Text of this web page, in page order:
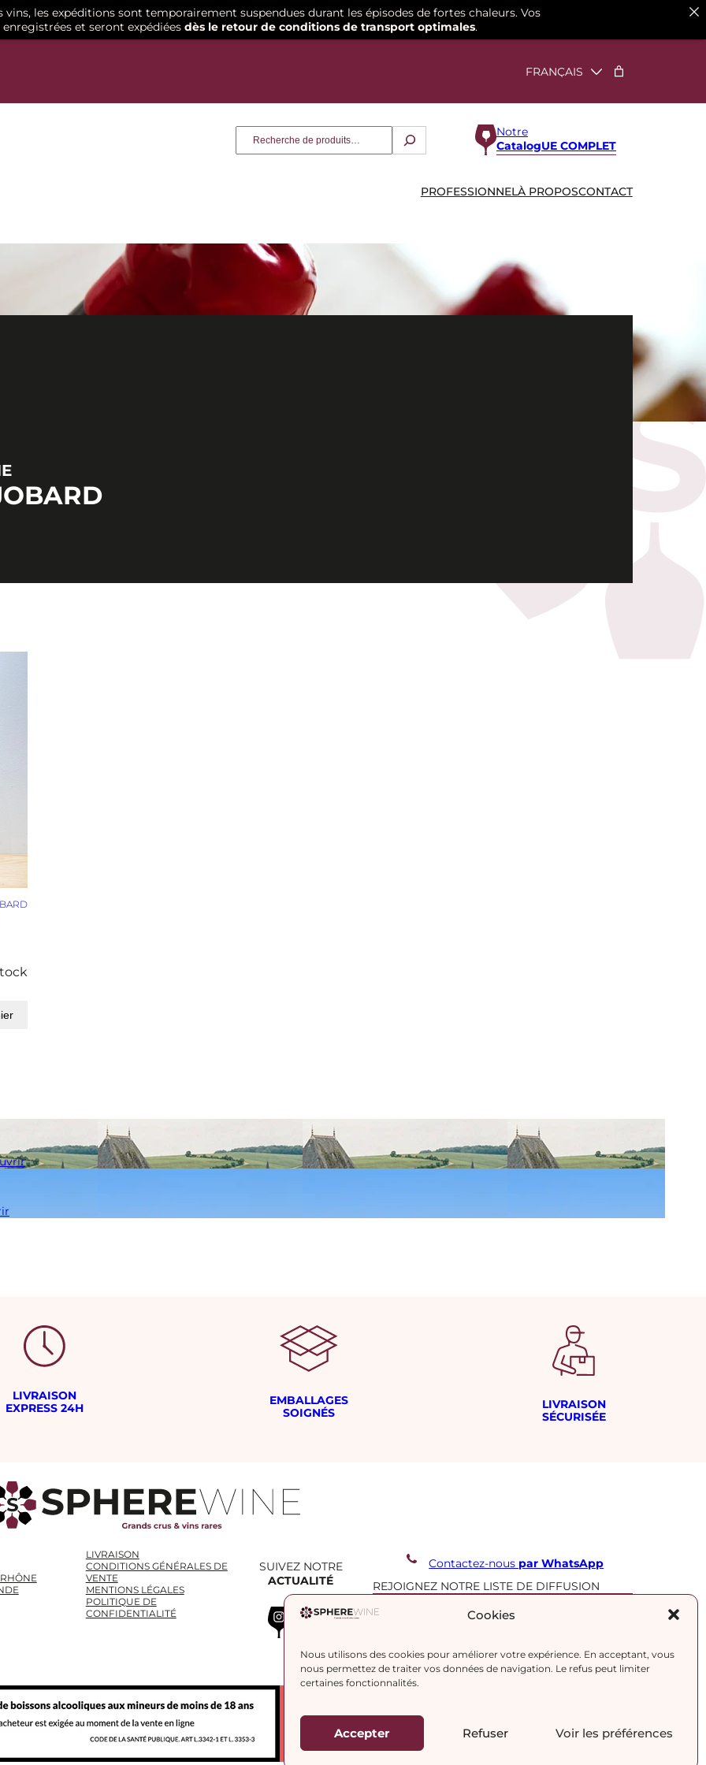
Cookies
Nous utilisons des cookies pour améliorer votre expérience. En acceptant, vous
nous permettez de traiter vos données de navigation. Le refus peut limiter
certaines fonctionnalités.
Accepter Refuser Voir les préférences
Notre
CatalogUE COMPLET
PROFESSIONNELÀ PROPOSCONTACT
LIVRAISON
EXPRESS 24H
EMBALLAGES
SOIGNÉS
LIVRAISON
SÉCURISÉE
LIVRAISON
CONDITIONS GÉNÉRALES DE
VENTE
MENTIONS LÉGALES
POLITIQUE DE
CONFIDENTIALITÉ
SUIVEZ NOTRE
ACTUALITÉ
Instagram WhatsApp LinkedIn
Contactez-nous par WhatsApp
REJOIGNEZ NOTRE LISTE DE DIFFUSION
les expéditions sont temporairement suspendues durant les épisodes de fortes chaleurs. Vos
et seront expédiées dès le retour de conditions de transport optimales.